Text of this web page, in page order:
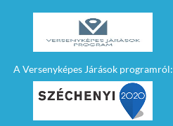
A Versenyképes Járások programról: